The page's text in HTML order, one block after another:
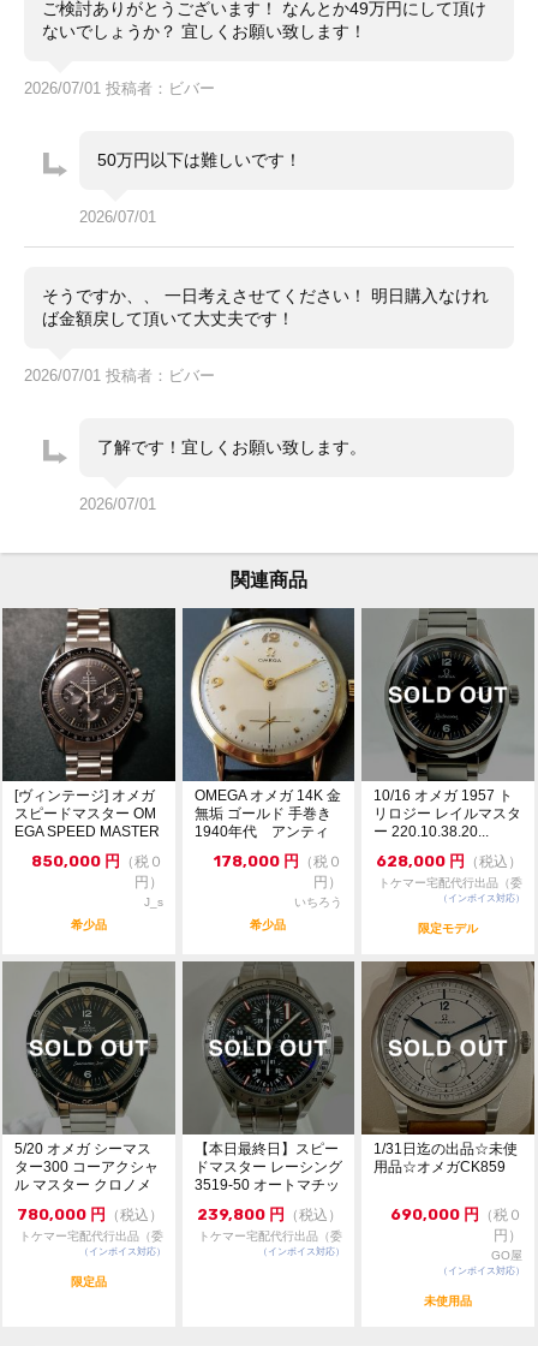
ご検討ありがとうございます！ なんとか49万円にして頂け
ないでしょうか？ 宜しくお願い致します！
2026/07/01 投稿者：ビバー
50万円以下は難しいです！
2026/07/01
そうですか、、 一日考えさせてください！ 明日購入なけれ
ば金額戻して頂いて大丈夫です！
2026/07/01 投稿者：ビバー
了解です！宜しくお願い致します。
2026/07/01
関連商品
[ヴィンテージ] オメガ
スピードマスター OM
EGA SPEED MASTER
850,000 円
（税０
円）
J_s
希少品
OMEGA オメガ 14K 金
無垢 ゴールド 手巻き
1940年代 アンティ
178,000 円
（税０
円）
いちろう
希少品
10/16 オメガ 1957 ト
リロジー レイルマスタ
ー 220.10.38.20...
628,000 円 （税込）
トケマー宅配代行出品（委
託販売）
（インボイス対応）
限定モデル
5/20 オメガ シーマス
ター300 コーアクシャ
ル マスター クロノメ
780,000 円 （税込）
トケマー宅配代行出品（委
託販売）
（インボイス対応）
限定品
【本日最終日】スピー
ドマスター レーシング
3519-50 オートマチッ
239,800 円 （税込）
トケマー宅配代行出品（委
託販売）
（インボイス対応）
1/31日迄の出品☆未使
用品☆オメガCK859
690,000 円 （税０
円）
GO屋
（インボイス対応）
未使用品